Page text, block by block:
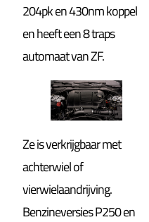
204pk en 430nm koppel
en heeft een 8 traps
automaat van ZF.
Ze is verkrijgbaar met
achterwiel of
vierwielaandrijving.
Benzineversies P250 en